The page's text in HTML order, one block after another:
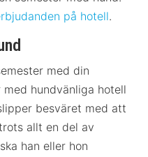
på hotell.
med din
hundvänliga hotell
besväret med att
allt en del av
han eller hon